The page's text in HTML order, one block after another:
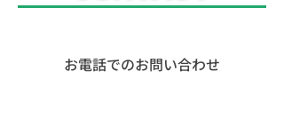
​お電話でのお問い合わせ